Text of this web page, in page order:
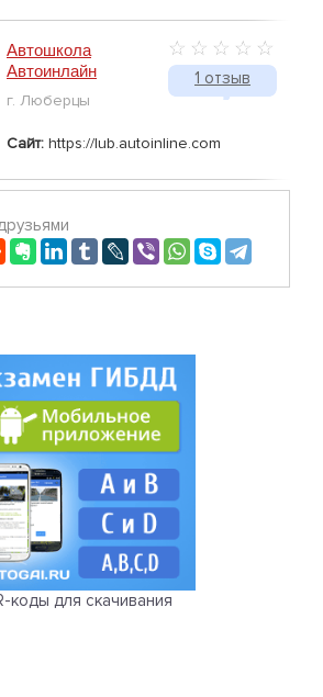
1 отзыв
Автошкола
Автоинлайн
г. Люберцы
Сайт: https://lub.autoinline.com
коды для скачивания